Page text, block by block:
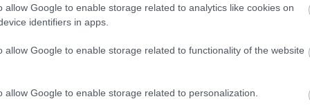
allow Google to enable storage related to analytics like cookies on
identifiers in apps.
allow Google to enable storage related to functionality of the website
allow Google to enable storage related to personalization.
συνολικής διάρκειας περίπου 350 ωρών.
55 αφορούσαν στην περίοδο
των μαρτύρων καταδεικνύουν τη
για πλήρη διερεύνηση της υπόθεσης»